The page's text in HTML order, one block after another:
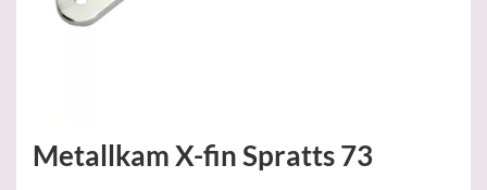
Metallkam X-fin Spratts 73